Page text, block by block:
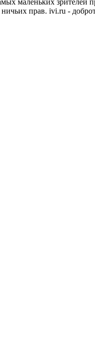
прав. ivi.ru -